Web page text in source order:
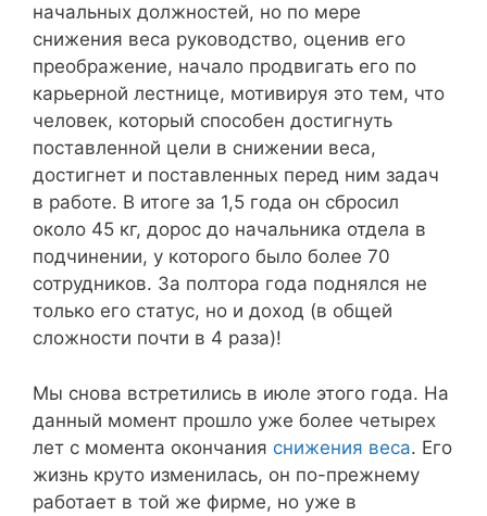
начальных должностей, но по мере
снижения веса руководство, оценив его
преображение, начало продвигать его по
карьерной лестнице, мотивируя это тем, что
человек, который способен достигнуть
поставленной цели в снижении веса,
достигнет и поставленных перед ним задач
в работе. В итоге за 1,5 года он сбросил
около 45 кг, дорос до начальника отдела в
подчинении, у которого было более 70
сотрудников. За полтора года поднялся не
только его статус, но и доход (в общей
сложности почти в 4 раза)!
Мы снова встретились в июле этого года. На
данный момент прошло уже более четырех
лет с момента окончания снижения веса. Его
жизнь круто изменилась, он по-прежнему
работает в той же фирме, но уже в